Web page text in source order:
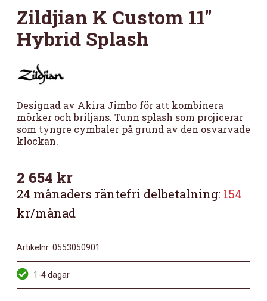
Zildjian K Custom 11″
Hybrid Splash
Designad av Akira Jimbo för att kombinera
mörker och briljans. Tunn splash som projicerar
som tyngre cymbaler på grund av den osvarvade
klockan.
2 654 kr
24 månaders räntefri delbetalning: 154
kr/månad
Artikelnr: 0553050901
1-4 dagar